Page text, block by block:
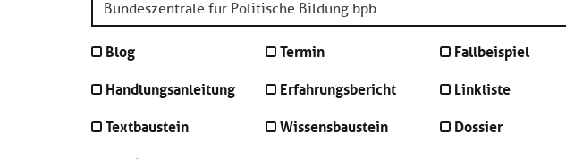
Blog Termin Fallbeispiel
Handlungsanleitung
Erfahrungsbericht Linkliste
Textbaustein
Wissensbaustein Dossier